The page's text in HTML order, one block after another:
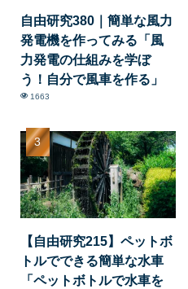
自由研究380｜簡単な風力
発電機を作ってみる「風
力発電の仕組みを学ぼ
う！自分で風車を作る」
1663
【自由研究215】ペットボ
トルでできる簡単な水車
「ペットボトルで水車を